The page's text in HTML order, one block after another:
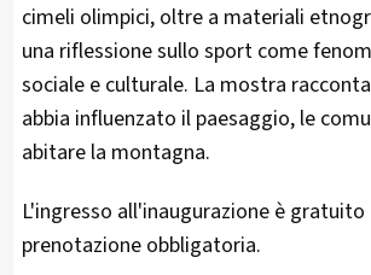
cimeli olimpici, oltre a materiali
una riflessione sullo sport come
sociale e culturale. La mostra
abbia influenzato il paesaggio, le
abitare la montagna.
L'ingresso all'inaugurazione è gratuito
prenotazione obbligatoria.